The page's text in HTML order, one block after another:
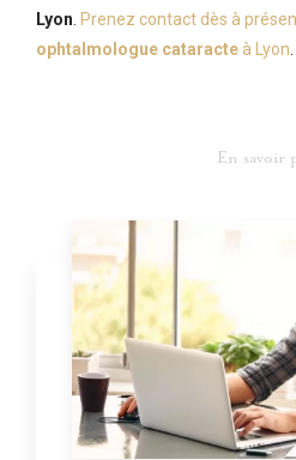
Lyon Prenez contact dès à
ophtalmologue cataracte à Lyon
En savoir